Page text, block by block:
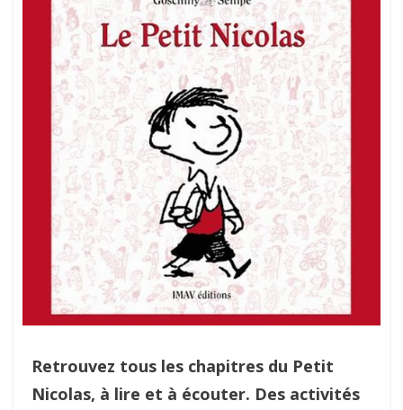
Retrouvez tous les chapitres du Petit
Nicolas, à lire et à écouter. Des activités